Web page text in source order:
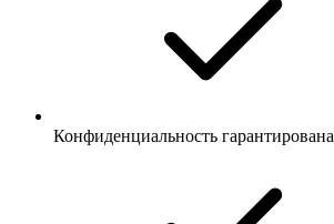
Конфиденциальность гарантирована